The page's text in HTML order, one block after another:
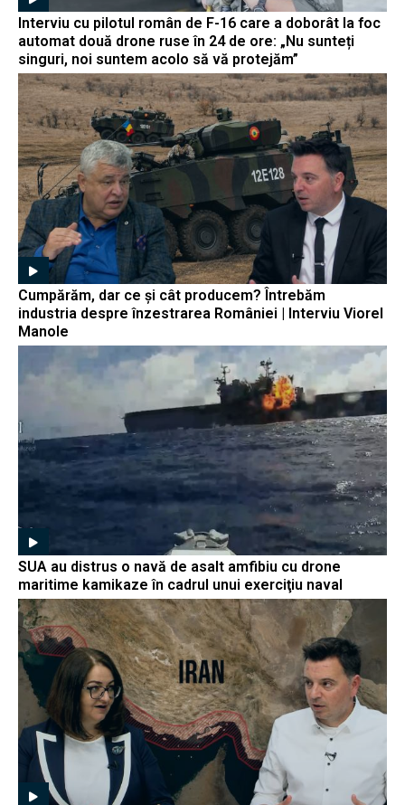
Interviu cu pilotul român de F-16 care a doborât la foc
automat două drone ruse în 24 de ore: „Nu sunteți
singuri, noi suntem acolo să vă protejăm”
Cumpărăm, dar ce și cât producem? Întrebăm
industria despre înzestrarea României | Interviu Viorel
Manole
SUA au distrus o navă de asalt amfibiu cu drone
maritime kamikaze în cadrul unui exerciţiu naval